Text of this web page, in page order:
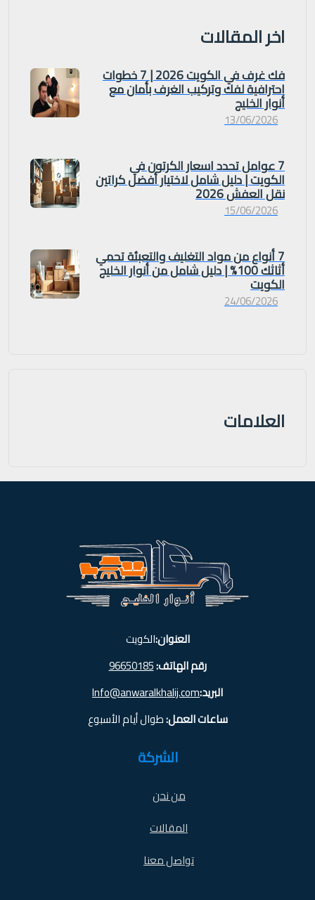
اخر المقالات
فك غرف في الكويت 2026 | 7 خطوات
احترافية لفك وتركيب الغرف بأمان مع
أنوار الخليج
13/06/2026
7 عوامل تحدد اسعار الكرتون في
الكويت | دليل شامل لاختيار أفضل كراتين
نقل العفش 2026
15/06/2026
7 أنواع من مواد التغليف والتعبئة تحمي
أثاثك 100% | دليل شامل من أنوار الخليج
الكويت
24/06/2026
العلامات
العنوان:الكويت
رقم الهاتف:96650185
البريد:Info@anwaralkhalij.com
ساعات العمل:طوال أيام الأسبوع
الشركة
من نحن
المقالات
تواصل معنا